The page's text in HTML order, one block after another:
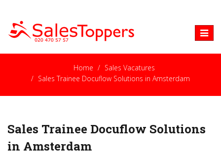
Toggle
Home
Sales Vacatures
Sales Trainee Docuflow Solutions in Amsterdam
Sales Trainee Docuflow Solutions
in Amsterdam